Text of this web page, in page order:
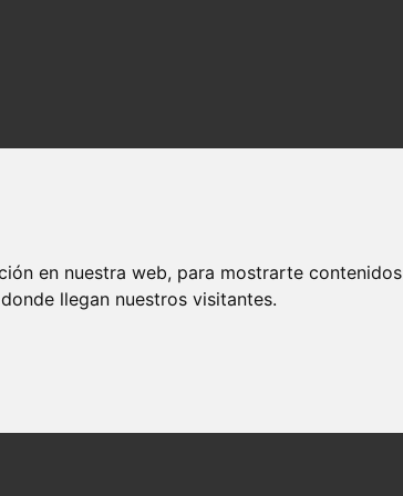
en nuestra web, para mostrarte
llegan nuestros visitantes.